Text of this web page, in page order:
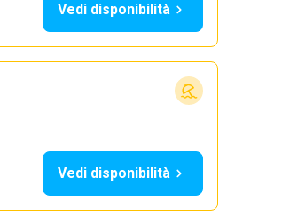
Vedi disponibilità
Vedi disponibilità